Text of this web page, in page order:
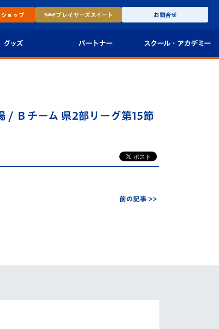
ショップ プレイヤーズスイート お問合せ
グッズ パートナー
法人限定 VIP BOX
スクール・ アカデミー
U-15
スクール
/ Ｂチーム 県2部リーグ第15節
前の記事 >>